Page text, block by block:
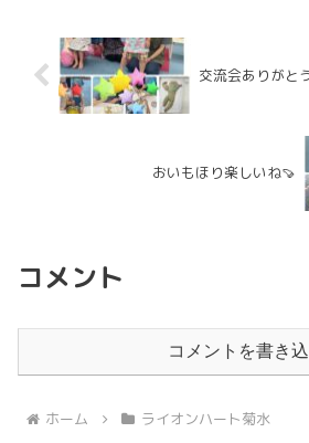
交流会ありがと
おいもほり楽しいね🍠
コメント
コメントを書き
ホーム ライオンハート菊水